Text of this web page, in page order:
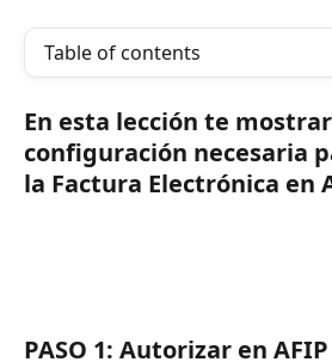
Table of contents
En esta lección te
configuración necesaria
la Factura Electrónica en
PASO 1: Autorizar en